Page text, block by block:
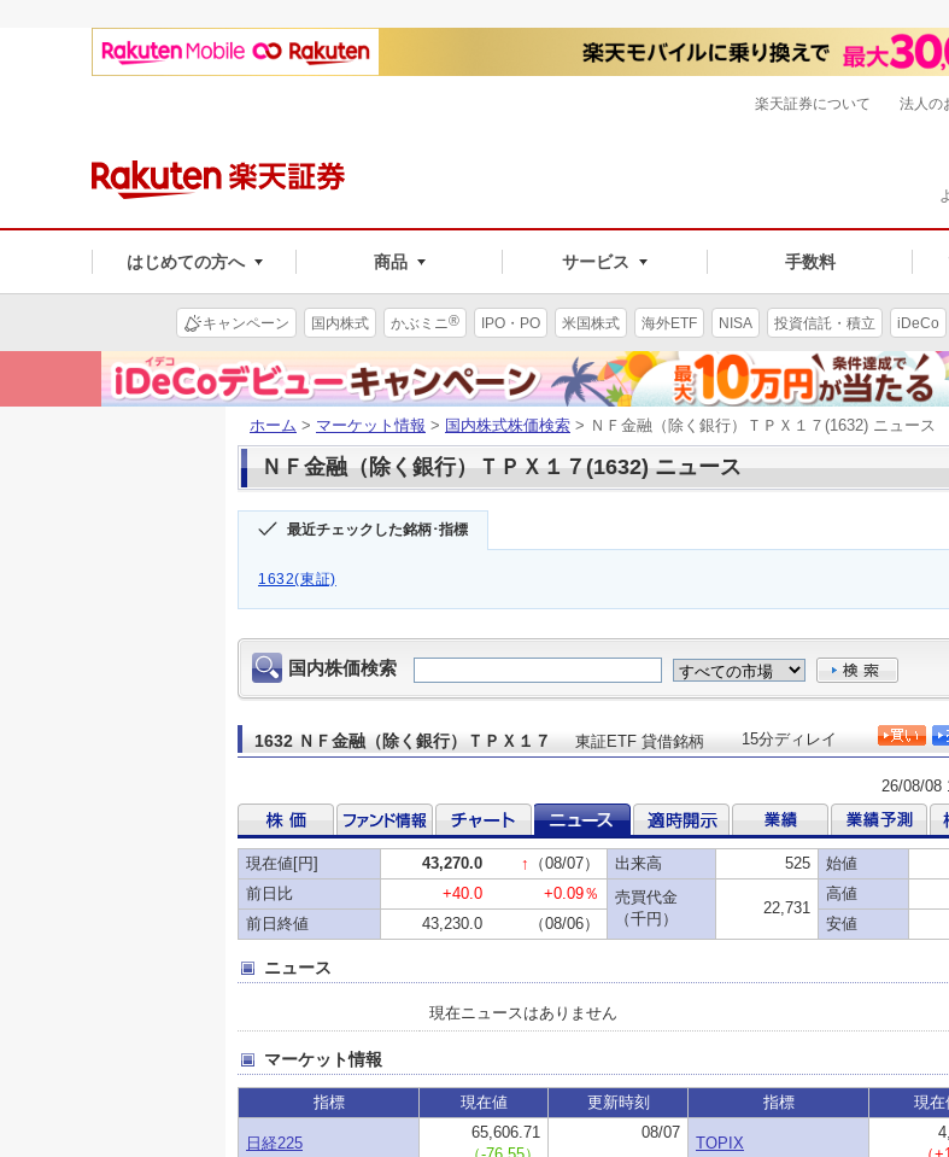
はじめての方へ 商品 サービス 手数料
楽天証券について 法人の
キャンペーン 国内株式 かぶミニ® IPO・PO 米国株式 海外ETF NISA 投資信託・積立 iDeCo
ホーム > マーケット情報 > 国内株式株価検索 > ＮＦ金融（除く銀行）ＴＰＸ１７(1632) ニュース
ＮＦ金融（除く銀行）ＴＰＸ１７(1632) ニュース
最近チェックした銘柄･指標
1632(東証)